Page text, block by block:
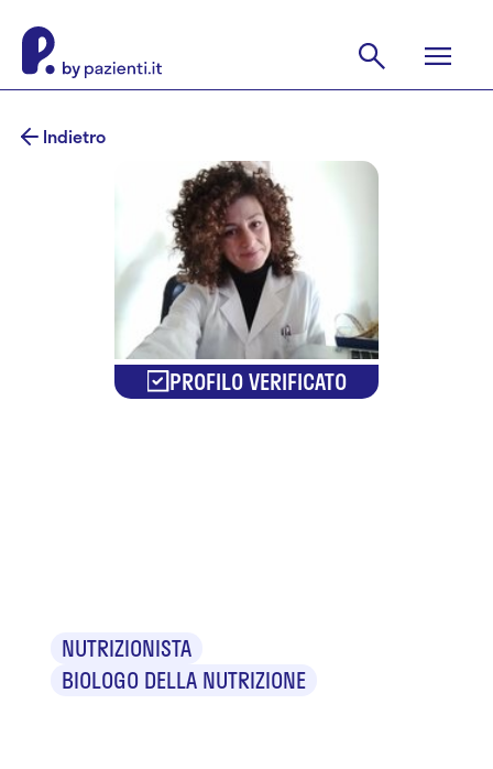
Indietro
PROFILO VERIFICATO
NUTRIZIONISTA
BIOLOGO DELLA NUTRIZIONE